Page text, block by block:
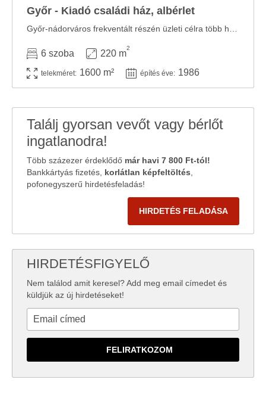
Győr - Kiadó családi ház, albérlet
6 szoba 220 m
2
telekméret: 1600 m² építés éve: 1986
Találj gyorsan vevőt vagy bérlőt
ingatlanodra!
Több százezer érdeklődő már havi 7 800 Ft-tól!
Bankkártyás fizetés, korlátlan képfeltöltés
pofonegyszerű hirdetésfeladás!
HIRDETÉS FELADÁSA
HIRDETÉSFIGYELŐ
Nem találod amit keresel? Add meg email címedet és
küldjük az új hirdetéseket!